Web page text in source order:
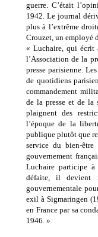
guerre. C’était
1942. Le journal
plus à l’extrême
Crouzet, un employé
« Luchaire, qui écrit
l’Association de la
presse parisienne.
de quotidiens
commandement
de la presse et de la
plaignent des
l’époque de la
publique plutôt que
service du bien-
gouvernement
Luchaire participe
défaite, il devient
gouvernementale
exil à Sigmaringen
en France par sa
1946. »